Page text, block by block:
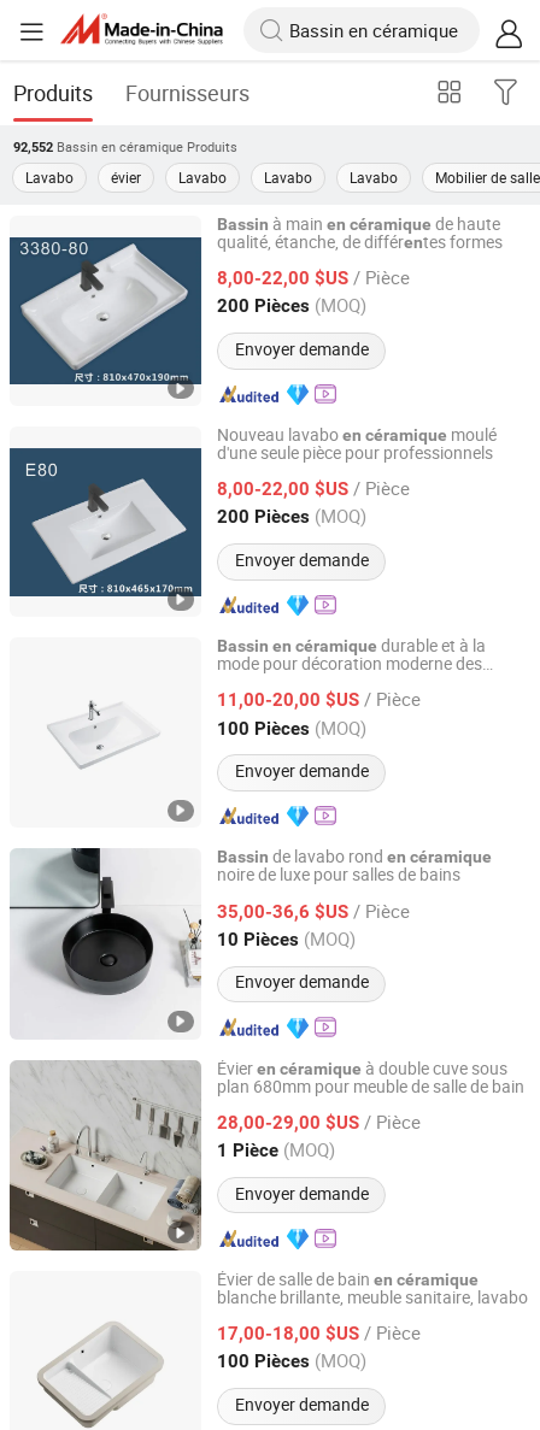
Produits Fournisseurs
92,552 Bassin en céramique Produits
Lavabo évier Lavabo Lavabo Lavabo Mobilier de
Bassin à main en céramique de haute
qualité, étanche, de différentes formes
8,00-22,00 $US / Pièce
200 Pièces (MOQ)
Envoyer demande
Chaozhou Hengya Sanitary Ware Co., Ltd.
Guangdong, China Depuis 2026
Nouveau lavaboen céramique moulé
d'une seule pièce pour professionnels
8,00-22,00 $US / Pièce
200 Pièces (MOQ)
Envoyer demande
Chaozhou Hengya Sanitary Ware Co., Ltd.
Guangdong, China Depuis 2026
Bassin en céramique durable et à la
mode pour décoration moderne des
11,00-20,00 $US / Pièce
100 Pièces (MOQ)
Envoyer demande
Guangdong Bobo Sanitary Ware Co., Ltd.
Guangdong, China Depuis 2026
Bassin de lavabo rond en céramique
noire de luxe pour salles de bains
35,00-36,6 $US / Pièce
10 Pièces (MOQ)
Envoyer demande
Guangdong Kelai Xi Sanitary Ware Technology Co., Ltd.
Guangdong, China Depuis 2025
Évieren céramique à double cuve sous
plan 680mm pour meuble de salle de bain
28,00-29,00 $US / Pièce
1 Pièce (MOQ)
Envoyer demande
Guangdong Hecheng Ceramic Equipment Technology Co.,
Guangdong, China Depuis 2022
Évier de salle de bain en céramique
blanche brillante, meuble sanitaire, lavabo
17,00-18,00 $US / Pièce
100 Pièces (MOQ)
Envoyer demande
Guangdong Bobo Sanitary Ware Co., Ltd.
Guangdong, China Depuis 2026